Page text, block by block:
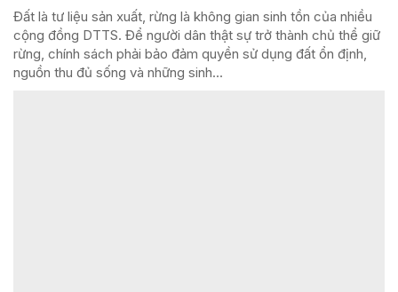
Đất là tư liệu sản xuất, rừng là không gian sinh tồn của nhiều
cộng đồng DTTS. Để người dân thật sự trở thành chủ thể giữ
rừng, chính sách phải bảo đảm quyền sử dụng đất ổn định,
nguồn thu đủ sống và những sinh...